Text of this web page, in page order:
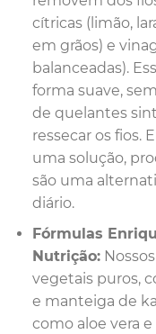
cítricas (limão,
em grãos) e
balanceadas).
forma suave,
de quelantes
ressecar os fios.
uma solução,
são uma
diário.
Fórmulas
Nutrição:
vegetais puros,
e manteiga de
como aloe vera